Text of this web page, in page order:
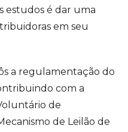
estudos é dar uma
em seu
a regulamentação do
com a
de
de Leilão de